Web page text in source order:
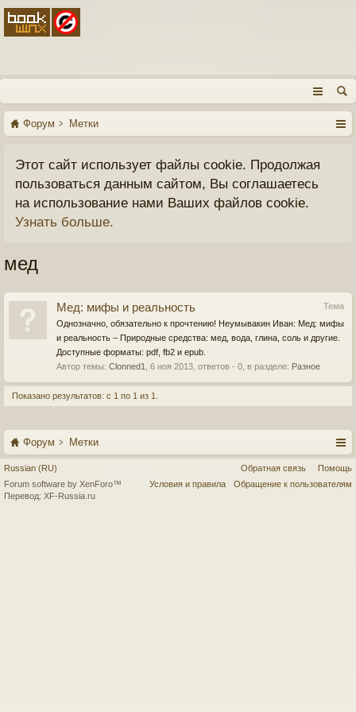
Форум Метки
Этот сайт использует файлы cookie. Продолжая
пользоваться данным сайтом, Вы соглашаетесь
на использование нами Ваших файлов cookie.
Узнать больше.
мед
Тема
Мед: мифы и реальность
Однозначно, обязательно к прочтению! Неумывакин Иван: Мед: мифы
и реальность – Природные средства: мед, вода, глина, соль и другие.
Доступные форматы: pdf, fb2 и epub.
Автор темы: Clonned1 6 ноя 2013 , ответов - 0, в разделе: Разное
Показано результатов: с 1 по 1 из 1.
Форум Метки
Russian (RU) Обратная связь
Помощь
Условия и правила
Обращение к пользователям
Forum software by XenForo™
Перевод: XF-Russia.ru